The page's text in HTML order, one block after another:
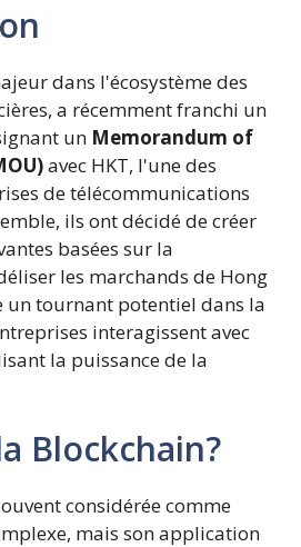
dans l'écosystème des
a récemment franchi un
un Memorandum of
avec HKT, l'une des
de télécommunications
ils ont décidé de créer
basées sur la
les marchands de Hong
un tournant potentiel dans la
interagissent avec
la puissance de la
Blockchain?
considérée comme
mais son application